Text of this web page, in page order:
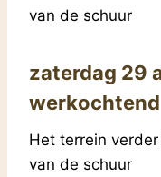
van de schuur
zaterdag 29
werkochtend
Het terrein
van de schuur